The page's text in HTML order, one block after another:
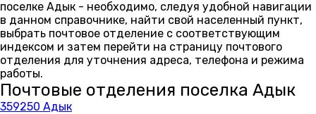
поселке Адык - необходимо, следуя удобной навигации
в данном справочнике, найти свой населенный пункт,
выбрать почтовое отделение с соответствующим
индексом и затем перейти на страницу почтового
отделения для уточнения адреса, телефона и режима
работы.
Почтовые отделения поселка Адык
359250 Адык